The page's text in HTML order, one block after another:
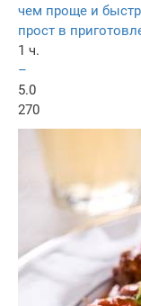
чем проще и
прост в
1 ч.
–
5.0
270